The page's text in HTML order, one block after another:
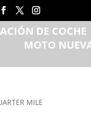
DE COCHE
MOTO
MILE